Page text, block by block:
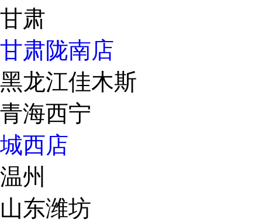
甘肃
甘肃陇南店
黑龙江佳木斯
青海西宁
城西店
温州
山东潍坊